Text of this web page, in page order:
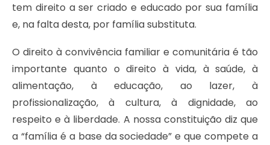
tem direito a ser criado e educado por sua família
e, na falta desta, por família substituta.
O direito à convivência familiar e comunitária é tão
importante quanto o direito à vida, à saúde, à
alimentação, à educação, ao lazer, à
profissionalização, à cultura, à dignidade, ao
respeito e à liberdade. A nossa constituição diz que
a “família é a base da sociedade” e que compete a